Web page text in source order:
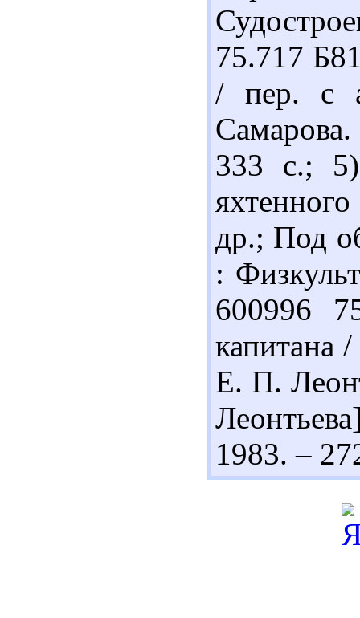
75.717
/ пер. с
333 с.;
др.; Под
:
600996
капитана
Е. П.
1983. –